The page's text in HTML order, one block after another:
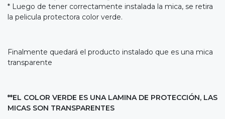
* Luego de tener correctamente instalada la mica, se retira
la pelicula protectora color verde.
Finalmente quedará el producto instalado que es una mica
transparente
**EL COLOR VERDE ES UNA LAMINA DE PROTECCIÓN, LAS
MICAS SON TRANSPARENTES